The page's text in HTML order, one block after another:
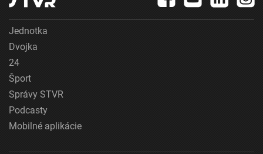
Jednotka
Dvojka
24
Šport
Správy STVR
Podcasty
Mobilné aplikácie